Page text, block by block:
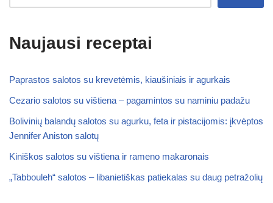
Naujausi receptai
Paprastos salotos su krevetėmis, kiaušiniais ir agurkais
Cezario salotos su vištiena – pagamintos su naminiu padažu
Bolivinių balandų salotos su agurku, feta ir pistacijomis: įkvėptos
Jennifer Aniston salotų
Kiniškos salotos su vištiena ir rameno makaronais
„Tabbouleh“ salotos – libanietiškas patiekalas su daug petražolių